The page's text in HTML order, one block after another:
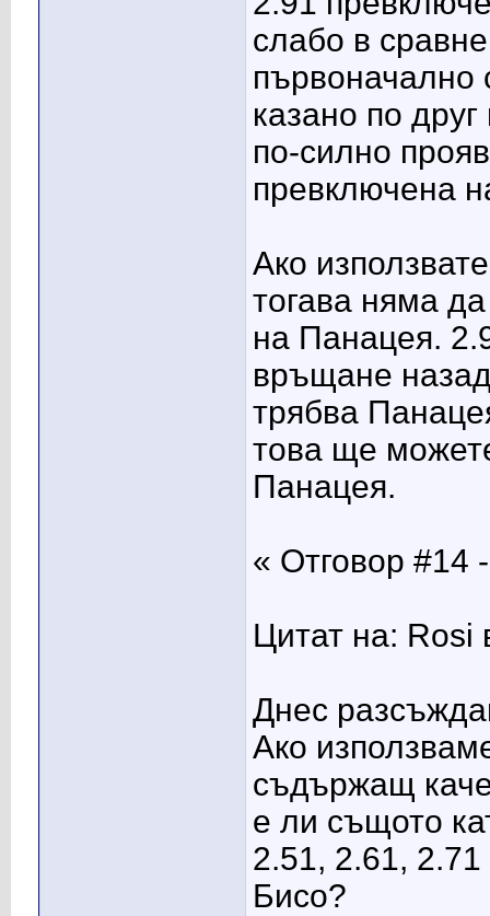
слабо в
първоначално
казано по
по-силно
превключена
Ако
тогава няма
на Панацея.
връщане
трябва
това ще
Панацея.
« Отговор #14
Цитат на: Rosi
Днес
Ако
съдържащ
е ли същото
2.51, 2.61,
Бисо?